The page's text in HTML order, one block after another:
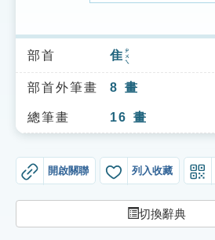
索引選單
知識索引
單字索引
遊戲專區
教學應用
部首 隹 ㄓㄨㄟ
部首外筆畫 8 畫
總筆畫 16 畫
開啟關聯 列入收藏
切換辭典